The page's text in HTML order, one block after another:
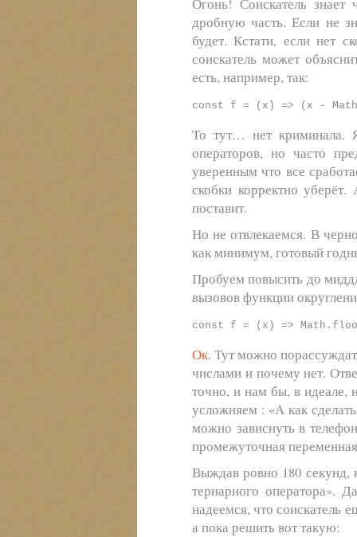
дробную часть. Если не
будет. Кстати, если нет
соискатель может
есть, например, так:
То тут… нет криминала.
операторов, но часто
уверенным что все
скобки корректно
поставит.
Но не отвлекаемся. В
как минимум, готовый
Пробуем повысить до
вызовов функции
Ок. Тут можно
числами и почему нет.
точно, и нам бы, в идеале,
усложняем : «А как
можно зависнуть в
промежуточная
Выждав ровно 180 секунд,
тернарного оператора».
надеемся, что соискатель
а пока решить вот такую: